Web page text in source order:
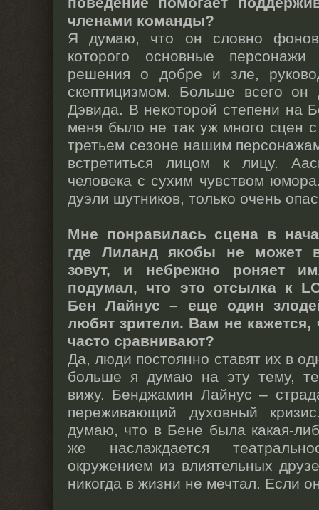
членами команды?
Я думаю, что он словно
которого основные
решения о добре и зле,
скептицизмом. Больше всего
Дэвида. В некоторой степени на
меня было не так уж много сцен
третьем сезоне нашим
встретиться лицом к лицу.
человека с сухим чувством
дуэли шутников, только очень
Мне понравилась сцена в
где Лиланд якобы не может
зовут, и небрежно роняет
подумал, что это отсылка к
Бен Лайнус – еще один
любят зрители. Вам не
часто сравнивают?
Да, люди постоянно ставят их в
больше я думаю на эту тему,
вижу. Бенджамин Лайнус –
переживающий духовный
думаю, что в Бене была какая-
же наслаждается
окружением из влиятельных
никогда в жизни не мечтал. Если